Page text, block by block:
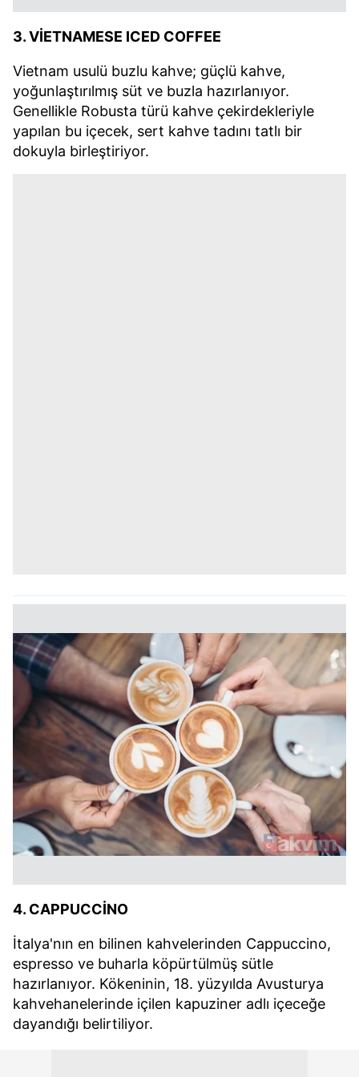
3. VİETNAMESE ICED COFFEE
Vietnam usulü buzlu kahve; güçlü kahve,
yoğunlaştırılmış süt ve buzla hazırlanıyor.
Genellikle Robusta türü kahve çekirdekleriyle
yapılan bu içecek, sert kahve tadını tatlı bir
dokuyla birleştiriyor.
4. CAPPUCCİNO
İtalya'nın en bilinen kahvelerinden Cappuccino,
espresso ve buharla köpürtülmüş sütle
hazırlanıyor. Kökeninin, 18. yüzyılda Avusturya
kahvehanelerinde içilen kapuziner adlı içeceğe
dayandığı belirtiliyor.